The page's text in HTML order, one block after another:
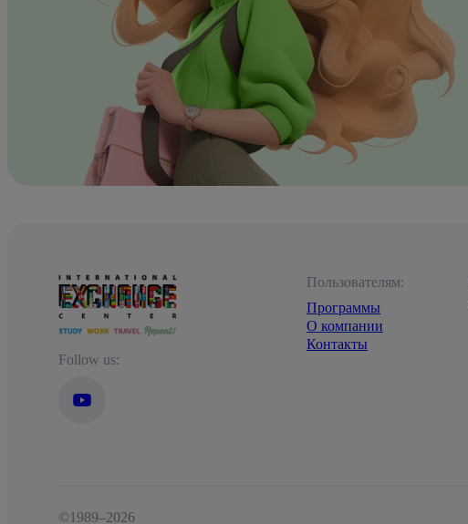
Follow us:
Пользователям:
Программы
О компании
Контакты
©1989–2026